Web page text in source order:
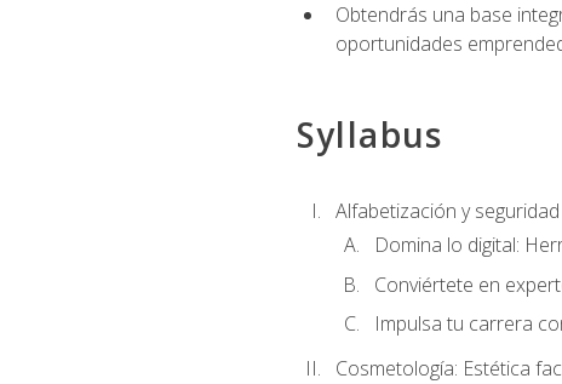
Obtendrás una base
oportunidades
Syllabus
Alfabetización y
Domina lo digital:
Conviértete en
Impulsa tu carrera
Cosmetología: Estética